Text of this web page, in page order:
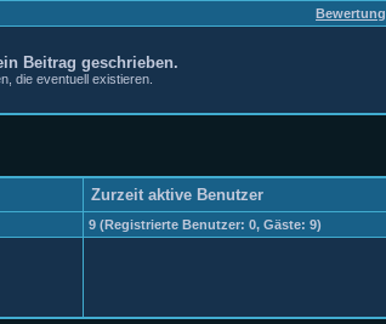
Bewertung
Beitrag geschrieben.
die eventuell existieren.
Zurzeit aktive Benutzer
9 (Registrierte Benutzer: 0, Gäste: 9)